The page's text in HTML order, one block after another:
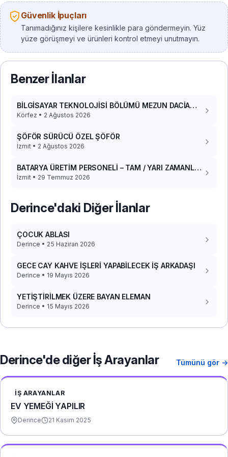
Güvenlik İpuçları
Tanımadığınız kişilere kesinlikle para göndermeyin. Yüz
yüze görüşmeyi ve ürünleri kontrol etmeyi unutmayın.
Benzer İlanlar
BİLGİSAYAR TEKNOLOJİSİ BÖLÜMÜ MEZUN DACİA
DOKKER 2017 PANELVAN ARACIM VAR
Körfez • 2 Ağustos 2026
ŞÖFÖR SÜRÜCÜ ÖZEL ŞÖFÖR
İzmit • 2 Ağustos 2026
BATARYA ÜRETİM PERSONELİ – TAM / YARI ZAMANLI
(YEMEK+YOL)
İzmit • 29 Temmuz 2026
Derince'daki Diğer İlanlar
ÇOCUK ABLASI
Derince • 25 Haziran 2026
GECE CAY KAHVE İŞLERİ YAPABİLECEK İŞ ARKADAŞI
Derince • 19 Mayıs 2026
YETİŞTİRİLMEK ÜZERE BAYAN ELEMAN
Derince • 15 Mayıs 2026
Derince'de diğer İş Arayanlar Tümünü gör →
İŞ ARAYANLAR
EV YEMEĞİ YAPILIR
Derince 21 Kasım 2025